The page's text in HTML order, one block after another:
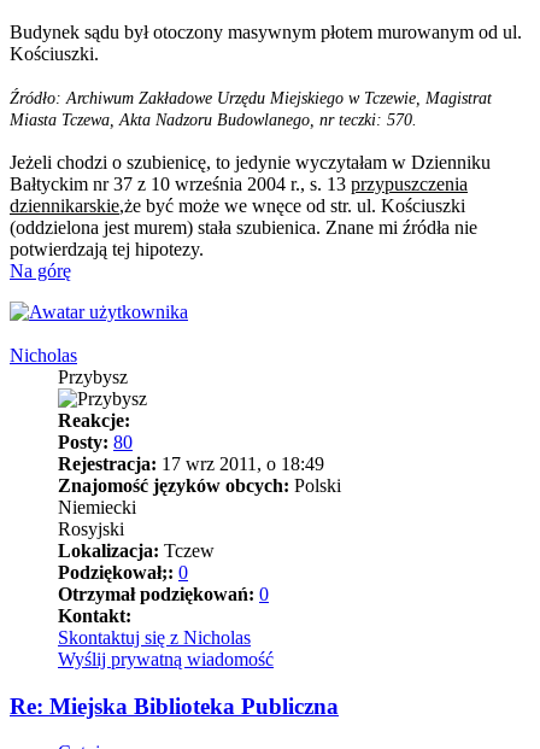
Budynek sądu był otoczony masywnym płotem murowanym od ul.
Kościuszki.
Źródło: Archiwum Zakładowe Urzędu Miejskiego w Tczewie, Magistrat
Miasta Tczewa, Akta Nadzoru Budowlanego, nr teczki: 570.
Jeżeli chodzi o szubienicę, to jedynie wyczytałam w Dzienniku
Bałtyckim nr 37 z 10 września 2004 r., s. 13 przypuszczenia
dziennikarskie,że być może we wnęce od str. ul. Kościuszki
(oddzielona jest murem) stała szubienica. Znane mi źródła nie
potwierdzają tej hipotezy.
Na górę
Nicholas
Przybysz
Reakcje:
Posty: 80
Rejestracja: 17 wrz 2011, o 18:49
Znajomość języków obcych: Polski
Niemiecki
Rosyjski
Lokalizacja: Tczew
Podziękował;: 0
Otrzymał podziękowań: 0
Kontakt:
Skontaktuj się z Nicholas
Wyślij prywatną wiadomość
Re: Miejska Biblioteka Publiczna